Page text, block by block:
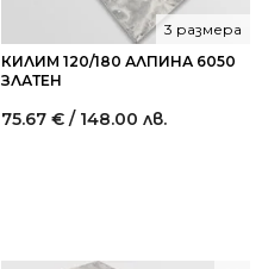
КИЛИМ 120/180 АЛПИНА 6050
ЗЛАТЕН
3 размера
75.67 € / 148.00 лв.